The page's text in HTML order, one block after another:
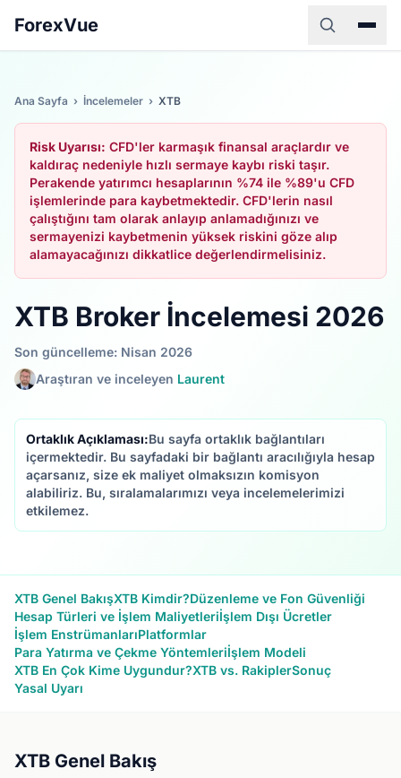
ForexVue
Ana Sayfa › İncelemeler › XTB
Risk Uyarısı: CFD'ler karmaşık finansal araçlardır ve
kaldıraç nedeniyle hızlı sermaye kaybı riski taşır.
Perakende yatırımcı hesaplarının %74 ile %89'u CFD
işlemlerinde para kaybetmektedir. CFD'lerin nasıl
çalıştığını tam olarak anlayıp anlamadığınızı ve
sermayenizi kaybetmenin yüksek riskini göze alıp
alamayacağınızı dikkatlice değerlendirmelisiniz.
XTB Broker İncelemesi 2026
Son güncelleme: Nisan 2026
Araştıran ve inceleyen Laurent
Ortaklık Açıklaması:Bu sayfa ortaklık bağlantıları
içermektedir. Bu sayfadaki bir bağlantı aracılığıyla hesap
açarsanız, size ek maliyet olmaksızın komisyon
alabiliriz. Bu, sıralamalarımızı veya incelemelerimizi
etkilemez.
XTB Genel BakışXTB Kimdir?Düzenleme ve Fon Güvenliği
Hesap Türleri ve İşlem Maliyetleriİşlem Dışı Ücretler
İşlem EnstrümanlarıPlatformlar
Para Yatırma ve Çekme Yöntemleriİşlem Modeli
XTB En Çok Kime Uygundur?XTB vs. RakiplerSonuç
Yasal Uyarı
XTB Genel Bakış